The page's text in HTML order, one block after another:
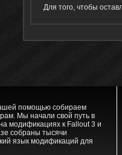
Для того, чтобы
помощью собираем
Мы начали свой путь в
модификациях к Fallout 3 и
собраны тысячи
язык модификаций для